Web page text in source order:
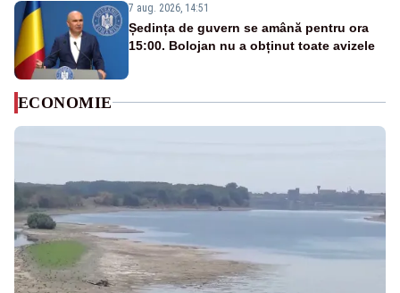
7 aug. 2026, 14:51
Ședința de guvern se amână pentru ora
15:00. Bolojan nu a obținut toate avizele
ECONOMIE